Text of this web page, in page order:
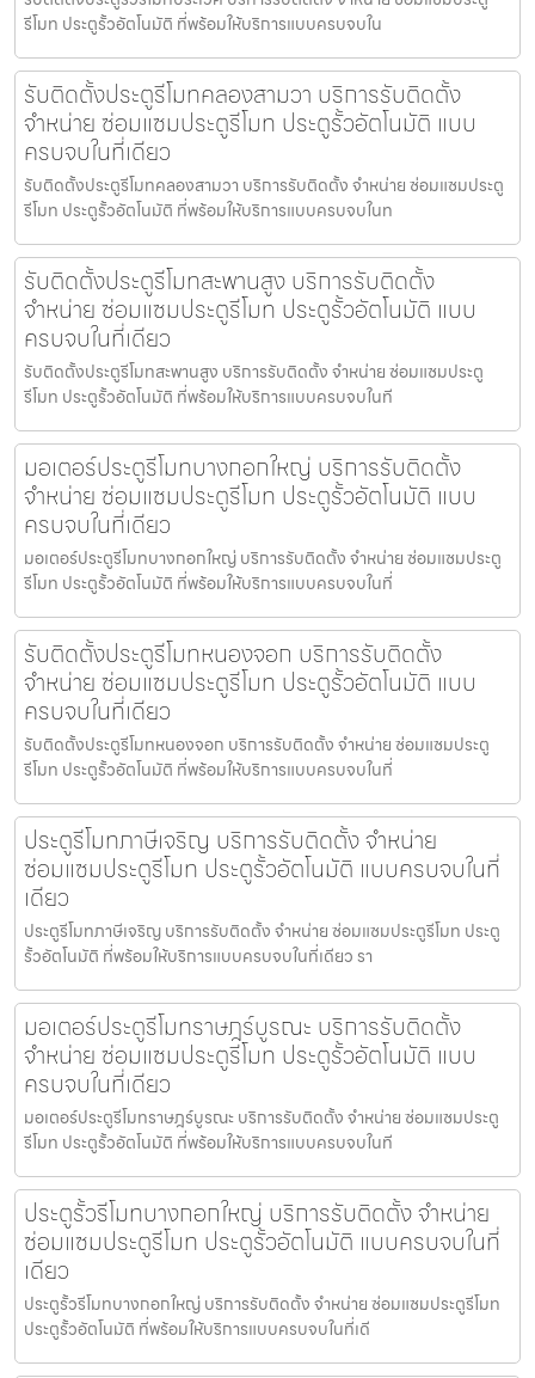
รีโมท ประตูรั้วอัตโนมัติ ที่พร้อมให้บริการแบบครบจบใน
รับติดตั้งประตูรีโมทคลองสามวา บริการรับติดตั้ง
จำหน่าย ซ่อมแซมประตูรีโมท ประตูรั้วอัตโนมัติ แบบ
ครบจบในที่เดียว
รับติดตั้งประตูรีโมทคลองสามวา บริการรับติดตั้ง จำหน่าย ซ่อมแซมประตู
รีโมท ประตูรั้วอัตโนมัติ ที่พร้อมให้บริการแบบครบจบในท
รับติดตั้งประตูรีโมทสะพานสูง บริการรับติดตั้ง
จำหน่าย ซ่อมแซมประตูรีโมท ประตูรั้วอัตโนมัติ แบบ
ครบจบในที่เดียว
รับติดตั้งประตูรีโมทสะพานสูง บริการรับติดตั้ง จำหน่าย ซ่อมแซมประตู
รีโมท ประตูรั้วอัตโนมัติ ที่พร้อมให้บริการแบบครบจบในที
มอเตอร์ประตูรีโมทบางกอกใหญ่ บริการรับติดตั้ง
จำหน่าย ซ่อมแซมประตูรีโมท ประตูรั้วอัตโนมัติ แบบ
ครบจบในที่เดียว
มอเตอร์ประตูรีโมทบางกอกใหญ่ บริการรับติดตั้ง จำหน่าย ซ่อมแซมประตู
รีโมท ประตูรั้วอัตโนมัติ ที่พร้อมให้บริการแบบครบจบในที่
รับติดตั้งประตูรีโมทหนองจอก บริการรับติดตั้ง
จำหน่าย ซ่อมแซมประตูรีโมท ประตูรั้วอัตโนมัติ แบบ
ครบจบในที่เดียว
รับติดตั้งประตูรีโมทหนองจอก บริการรับติดตั้ง จำหน่าย ซ่อมแซมประตู
รีโมท ประตูรั้วอัตโนมัติ ที่พร้อมให้บริการแบบครบจบในที่
ประตูรีโมทภาษีเจริญ บริการรับติดตั้ง จำหน่าย
ซ่อมแซมประตูรีโมท ประตูรั้วอัตโนมัติ แบบครบจบในที่
เดียว
ประตูรีโมทภาษีเจริญ บริการรับติดตั้ง จำหน่าย ซ่อมแซมประตูรีโมท ประตู
รั้วอัตโนมัติ ที่พร้อมให้บริการแบบครบจบในที่เดียว รา
มอเตอร์ประตูรีโมทราษฎร์บูรณะ บริการรับติดตั้ง
จำหน่าย ซ่อมแซมประตูรีโมท ประตูรั้วอัตโนมัติ แบบ
ครบจบในที่เดียว
มอเตอร์ประตูรีโมทราษฎร์บูรณะ บริการรับติดตั้ง จำหน่าย ซ่อมแซมประตู
รีโมท ประตูรั้วอัตโนมัติ ที่พร้อมให้บริการแบบครบจบในที
ประตูรั้วรีโมทบางกอกใหญ่ บริการรับติดตั้ง จำหน่าย
ซ่อมแซมประตูรีโมท ประตูรั้วอัตโนมัติ แบบครบจบในที่
เดียว
ประตูรั้วรีโมทบางกอกใหญ่ บริการรับติดตั้ง จำหน่าย ซ่อมแซมประตูรีโมท
ประตูรั้วอัตโนมัติ ที่พร้อมให้บริการแบบครบจบในที่เดี